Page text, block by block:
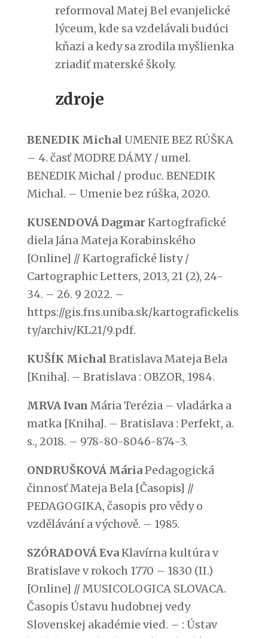
reformoval Matej Bel evanjelické
lýceum, kde sa vzdelávali budúci
kňazi a kedy sa zrodila myšlienka
zriadiť materské školy.
zdroje
BENEDIK Michal UMENIE BEZ RÚŠKA
– 4. časť MODRE DÁMY / umel.
BENEDIK Michal / produc. BENEDIK
Michal. – Umenie bez rúška, 2020.
KUSENDOVÁ DagmarKartogfrafické
diela Jána Mateja Korabinského
[Online] // Kartografické listy /
Cartographic Letters, 2013, 21 (2), 24-
34. – 26. 9 2022. –
https://gis.fns.uniba.sk/kartografickelis
ty/archiv/KL21/9.pdf.
KUŠÍK Michal Bratislava Mateja Bela
[Kniha]. – Bratislava : OBZOR, 1984.
MRVA Ivan Mária Terézia – vladárka a
matka [Kniha]. – Bratislava : Perfekt, a.
s., 2018. – 978-80-8046-874-3.
ONDRUŠKOVÁ MáriaPedagogická
činnosť Mateja Bela [Časopis] //
PEDAGOGIKA, časopis pro vědy o
vzdělávání a výchově. – 1985.
SZÓRADOVÁ EvaKlavírna kultúra v
Bratislave v rokoch 1770 – 1830 (II.)
[Online] // MUSICOLOGICA SLOVACA.
Časopis Ústavu hudobnej vedy
Slovenskej akadémie vied. – : Ústav